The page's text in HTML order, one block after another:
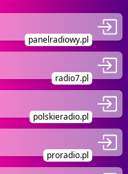
panelradiowy.pl
radio7.pl
polskieradio.pl
proradio.pl